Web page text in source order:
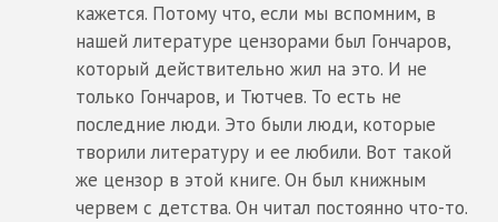
кажется. Потому что, если мы вспомним, в
нашей литературе цензорами был Гончаров,
который действительно жил на это. И не
только Гончаров, и Тютчев. То есть не
последние люди. Это были люди, которые
творили литературу и ее любили. Вот такой
же цензор в этой книге. Он был книжным
червем с детства. Он читал постоянно что-то.